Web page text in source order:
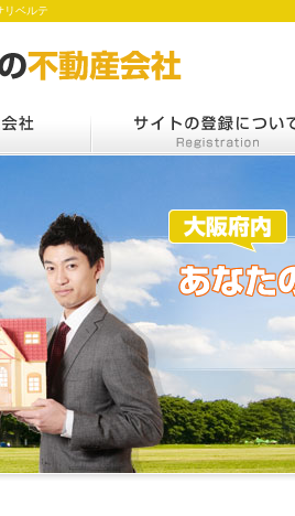
リベルテ